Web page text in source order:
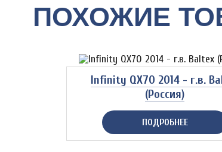
ПОХОЖИЕ
Infinity QX70 2014 - г.в.
(Россия)
ПОДРОБНЕЕ